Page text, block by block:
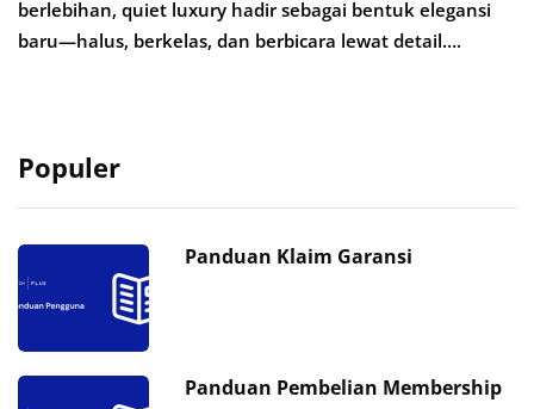
berlebihan, quiet luxury hadir sebagai bentuk elegansi
baru—halus, berkelas, dan berbicara lewat detail….
Populer
Panduan Klaim Garansi
Panduan Pembelian Membership